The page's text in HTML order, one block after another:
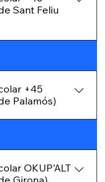
per obtenir el títol
Sant Feliu
+45
Palamós)
OKUP'ALT